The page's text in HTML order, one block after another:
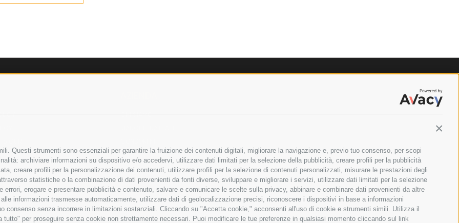
Questi strumenti sono essenziali per garantire la fruizione dei contenuti digitali, migliorare la navigazione e, previo tuo consenso, per scopi
archiviare informazioni su dispositivo e/o accedervi, utilizzare dati limitati per la selezione della pubblicità, creare profili per la pubblicità
creare profili per la personalizzazione dei contenuti, utilizzare profili per la selezione di contenuti personalizzati, misurare le prestazioni degli
statistiche o la combinazione di dati provenienti da fonti diverse, sviluppare e migliorare i servizi, utilizzare dati limitati per la selezione
erogare e presentare pubblicità e contenuto, salvare e comunicare le scelte sulla privacy, abbinare e combinare dati provenienti da altre
informazioni trasmesse automaticamente, utilizzare dati di geolocalizzazione precisi, riconoscere i dispositivi in base a informazioni
consenso senza incorrere in limitazioni sostanziali. Cliccando su "Accetta cookie," acconsenti all'uso di cookie e strumenti simili. Utilizza il
per proseguire senza cookie non strettamente necessari. Puoi modificare le tue preferenze in qualsiasi momento cliccando sul link
CHI SIAMO
Bonifico
Bancario